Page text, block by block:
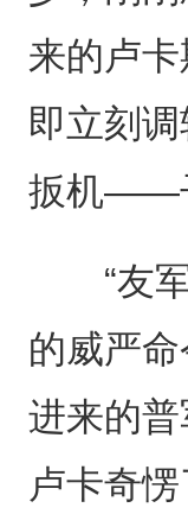
来的卢
即立刻
扳机——
“友军
的威严
进来的
卢卡奇